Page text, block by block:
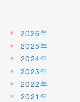
2026年
2025年
2024年
2023年
2022年
2021年